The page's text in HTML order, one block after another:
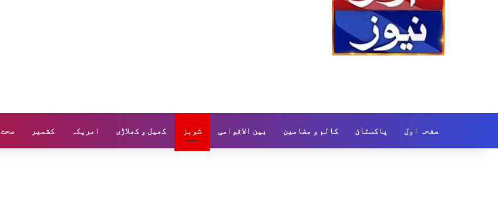
صفحہ اول پاکستان کالم و مضامین بین الاقوامی شوبز کھیل و کھلاڑی امریکہ کشمیر صحت